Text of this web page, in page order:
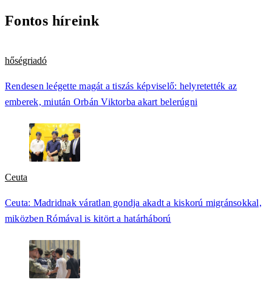
Fontos híreink
hőségriadó
Rendesen leégette magát a tiszás képviselő: helyretették az
emberek, miután Orbán Viktorba akart belerúgni
Ceuta
Ceuta: Madridnak váratlan gondja akadt a kiskorú migránsokkal,
miközben Rómával is kitört a határháború